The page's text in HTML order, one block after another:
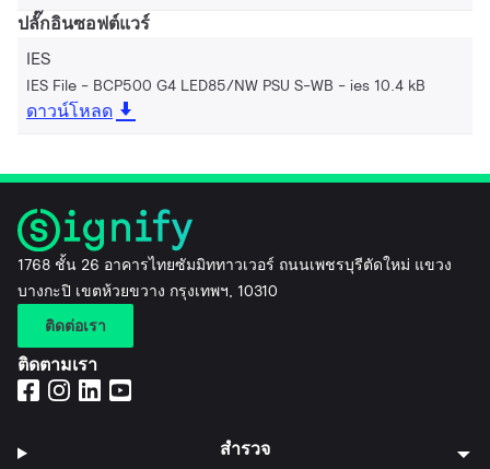
ปลั๊กอินซอฟต์แวร์
IES
IES File - BCP500 G4 LED85/NW PSU S-WB ies 10.4 kB
ดาวน์โหลด
1768 ชั้น 26 อาคารไทยซัมมิททาวเวอร์ ถนนเพชรบุรีตัดใหม่ แขวง
บางกะปิ เขตห้วยขวาง กรุงเทพฯ, 10310
ติดต่อเรา
ติดตามเรา
สำรวจ